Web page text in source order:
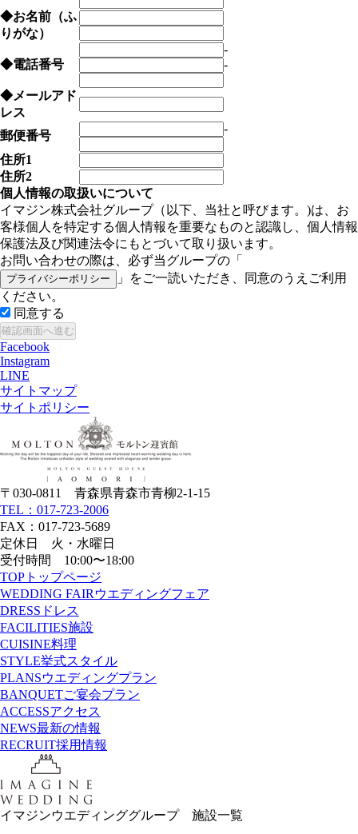
◆お名前（ふ
りがな）
◆電話番号
-
-
◆メールアド
レス
郵便番号
-
住所1
住所2
個人情報の取扱いについて
イマジン株式会社グループ（以下、当社と呼びます。)は、お
客様個人を特定する個人情報を重要なものと認識し、個人情報
保護法及び関連法令にもとづいて取り扱います。
お問い合わせの際は、必ず当グループの「
プライバシーポリシー
」をご一読いただき、同意のうえご利用
ください。
同意する
Facebook
Instagram
LINE
サイトマップ
サイトポリシー
〒030-0811 青森県青森市青柳2-1-15
TEL：017-723-2006
FAX：017-723-5689
定休日 火・水曜日
受付時間 10:00〜18:00
TOP トップページ
WEDDING FAIR ウエディングフェア
DRESS ドレス
FACILITIES施設
CUISINE料理
STYLE挙式スタイル
PLANSウエディングプラン
BANQUETご宴会プラン
ACCESSアクセス
NEWS最新の情報
RECRUIT採用情報
イマジンウエディンググループ 施設一覧